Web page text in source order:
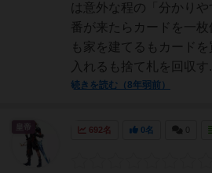
は意外な程の「分かり
番が来たらカードを一枚
も家を建てるもカード
入れるも捨て札を回収す
続きを読む（8年弱前）
692名 0名